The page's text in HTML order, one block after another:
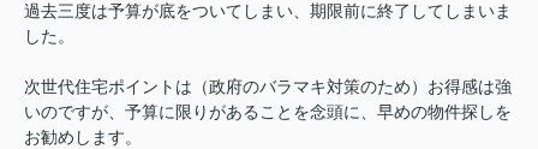
過去三度は予算が底をついてしまい、期限前に終了してしまいま
した。
次世代住宅ポイントは（政府のバラマキ対策のため）お得感は強
いのですが、予算に限りがあることを念頭に、早めの物件探しを
お勧めします。